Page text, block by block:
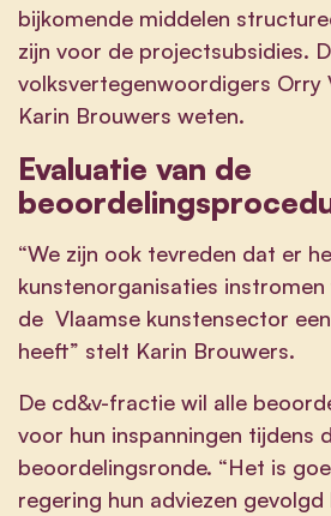
bijkomende middelen
zijn voor de projectsubsidies.
volksvertegenwoordigers Orry
Karin Brouwers weten.
Evaluatie van de
“We zijn ook tevreden dat er
kunstenorganisaties
de Vlaamse kunstensector
heeft” stelt Karin Brouwers.
De cd&v-fractie wil alle
voor hun inspanningen tijdens
beoordelingsronde. “Het is
regering hun adviezen